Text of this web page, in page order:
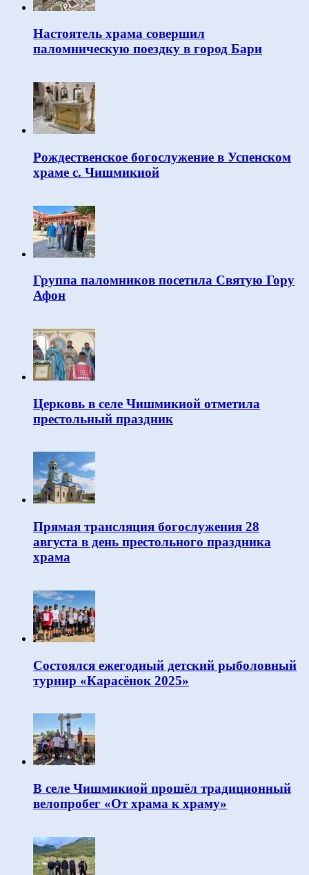
Настоятель храма совершил
паломническую поездку в город Бари
Рождественское богослужение в Успенском
храме с. Чишмикиой
Группа паломников посетила Святую Гору
Афон
Церковь в селе Чишмикиой отметила
престольный праздник
Прямая трансляция богослужения 28
августа в день престольного праздника
храма
Состоялся ежегодный детский рыболовный
турнир «Карасёнок 2025»
В селе Чишмикиой прошёл традиционный
велопробег «От храма к храму»